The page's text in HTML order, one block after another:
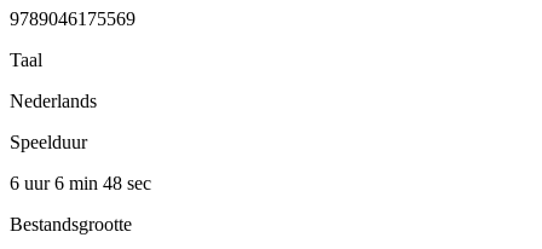
9789046175569
Taal
Nederlands
Speelduur
6 uur 6 min 48 sec
Bestandsgrootte